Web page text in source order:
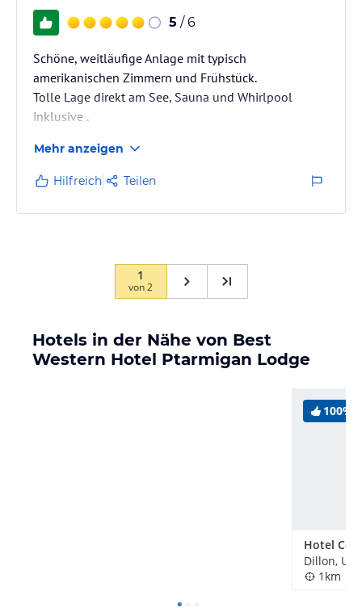
5 / 6
Schöne, weitläufige Anlage mit typisch
amerikanischen Zimmern und Frühstück.
Tolle Lage direkt am See, Sauna und Whirlpool
inklusive .
Mehr anzeigen
Hilfreich Teilen
1
von2
Hotels in der Nähe von Best
Western Hotel Ptarmigan Lodge
100%
Dillon, USA
1km